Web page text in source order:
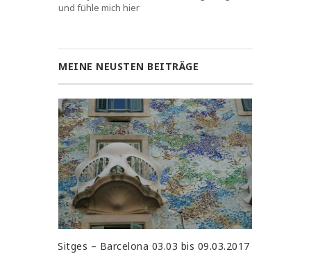
und fühle mich hier
MEINE NEUSTEN BEITRÄGE
Sitges – Barcelona 03.03 bis 09.03.2017